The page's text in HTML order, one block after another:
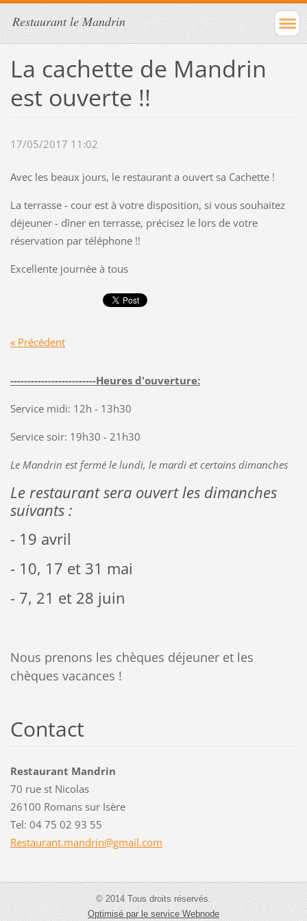
Restaurant le Mandrin
La cachette de Mandrin
est ouverte !!
17/05/2017 11:02
Avec les beaux jours, le restaurant a ouvert sa Cachette !
La terrasse - cour est à votre disposition, si vous souhaitez
déjeuner - dîner en terrasse, précisez le lors de votre
réservation par téléphone !!
Excellente journée à tous
« Précédent
-------------------------Heures d'ouverture:
Service midi: 12h - 13h30
Service soir: 19h30 - 21h30
Le Mandrin est fermé le lundi, le mardi et certains dimanches
Le restaurant sera ouvert les dimanches
suivants :
- 19 avril
- 10, 17 et 31 mai
- 7, 21 et 28 juin
Nous prenons les chèques déjeuner et les
chèques vacances !
Contact
Restaurant Mandrin
70 rue st Nicolas
26100 Romans sur Isère
Tel: 04 75 02 93 55
Restaurant.mandrin@gmail.com
© 2014 Tous droits réservés.
Optimisé par le service Webnode